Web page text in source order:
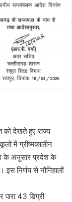
को देखते हुए राज्य
में ग्रीष्मकालीन
के अनुसार प्रदेश के
निर्णय से नौनिहालों
पारा 43 डिग्री